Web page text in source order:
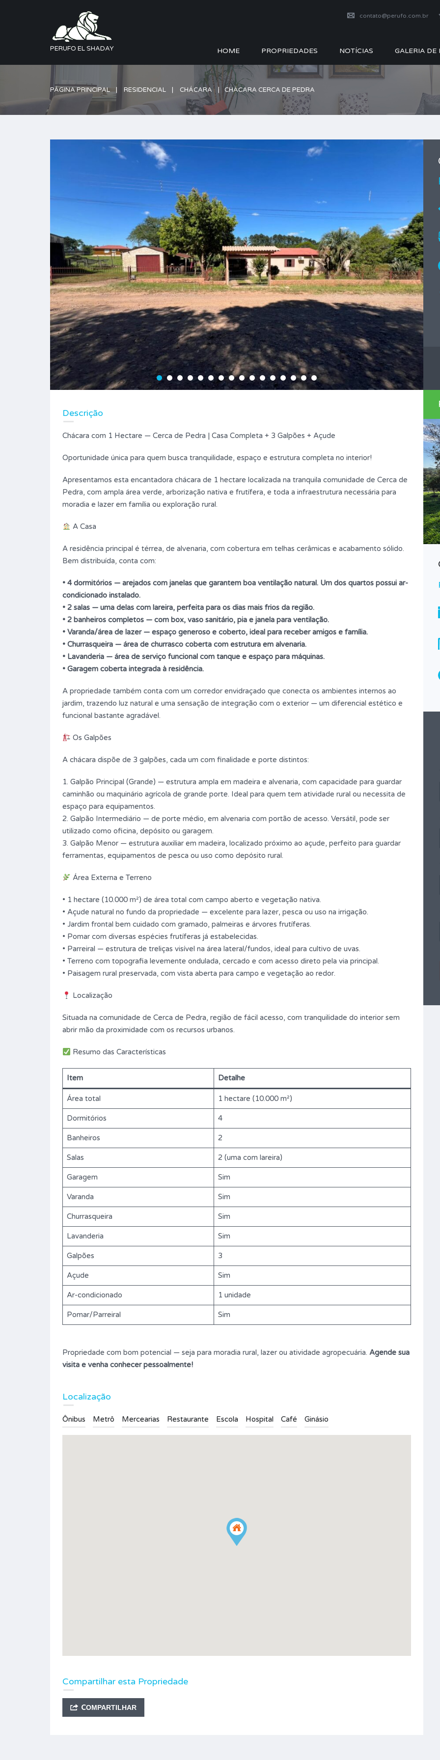
PERUFO EL SHADAY
contato@perufo.com.br
HOME PROPRIEDADES NOTÍCIAS GALERIA DE
PÁGINA PRINCIPAL RESIDENCIAL CHÁCARA CHÁCARA CERCA DE PEDRA
Descrição
Chácara com 1 Hectare — Cerca de Pedra | Casa Completa + 3 Galpões + Açude
Oportunidade única para quem busca tranquilidade, espaço e estrutura completa no interior!
Apresentamos esta encantadora chácara de 1 hectare localizada na tranquila comunidade de Cerca de
Pedra, com ampla área verde, arborização nativa e frutífera, e toda a infraestrutura necessária para
moradia e lazer em família ou exploração rural.
A Casa
A residência principal é térrea, de alvenaria, com cobertura em telhas cerâmicas e acabamento sólido.
Bem distribuída, conta com:
• 4 dormitórios — arejados com janelas que garantem boa ventilação natural. Um dos quartos possui ar-
condicionado instalado.
• 2 salas — uma delas com lareira, perfeita para os dias mais frios da região.
• 2 banheiros completos — com box, vaso sanitário, pia e janela para ventilação.
• Varanda/área de lazer — espaço generoso e coberto, ideal para receber amigos e família.
• Churrasqueira — área de churrasco coberta com estrutura em alvenaria.
• Lavanderia — área de serviço funcional com tanque e espaço para máquinas.
• Garagem coberta integrada à residência.
A propriedade também conta com um corredor envidraçado que conecta os ambientes internos ao
jardim, trazendo luz natural e uma sensação de integração com o exterior — um diferencial estético e
funcional bastante agradável.
Os Galpões
A chácara dispõe de 3 galpões, cada um com finalidade e porte distintos:
1. Galpão Principal (Grande) — estrutura ampla em madeira e alvenaria, com capacidade para guardar
caminhão ou maquinário agrícola de grande porte. Ideal para quem tem atividade rural ou necessita de
espaço para equipamentos.
2. Galpão Intermediário — de porte médio, em alvenaria com portão de acesso. Versátil, pode ser
utilizado como oficina, depósito ou garagem.
3. Galpão Menor — estrutura auxiliar em madeira, localizado próximo ao açude, perfeito para guardar
ferramentas, equipamentos de pesca ou uso como depósito rural.
Área Externa e Terreno
• 1 hectare (10.000 m²) de área total com campo aberto e vegetação nativa.
• Açude natural no fundo da propriedade — excelente para lazer, pesca ou uso na irrigação.
• Jardim frontal bem cuidado com gramado, palmeiras e árvores frutíferas.
• Pomar com diversas espécies frutíferas já estabelecidas.
• Parreiral — estrutura de treliças visível na área lateral/fundos, ideal para cultivo de uvas.
• Terreno com topografia levemente ondulada, cercado e com acesso direto pela via principal.
• Paisagem rural preservada, com vista aberta para campo e vegetação ao redor.
Localização
Situada na comunidade de Cerca de Pedra, região de fácil acesso, com tranquilidade do interior sem
abrir mão da proximidade com os recursos urbanos.
Resumo das Características
Item Detalhe
Área total 1 hectare (10.000 m²)
Dormitórios 4
Banheiros 2
Salas 2 (uma com lareira)
Garagem Sim
Varanda Sim
Churrasqueira Sim
Lavanderia Sim
Galpões 3
Açude Sim
Ar-condicionado 1 unidade
Pomar/Parreiral Sim
Propriedade com bom potencial — seja para moradia rural, lazer ou atividade agropecuária. Agende sua
visita e venha conhecer pessoalmente!
Localização
Ônibus Metrô Mercearias Restaurante Escola Hospital Café Ginásio
Compartilhar esta Propriedade
COMPARTILHAR
PARA QUEM É DE CAVALO
Preço sob consulta!
PARA VENDA
Tipo
Chácara
Preço sob consulta!
PARA VENDA
Tipo
Chácara